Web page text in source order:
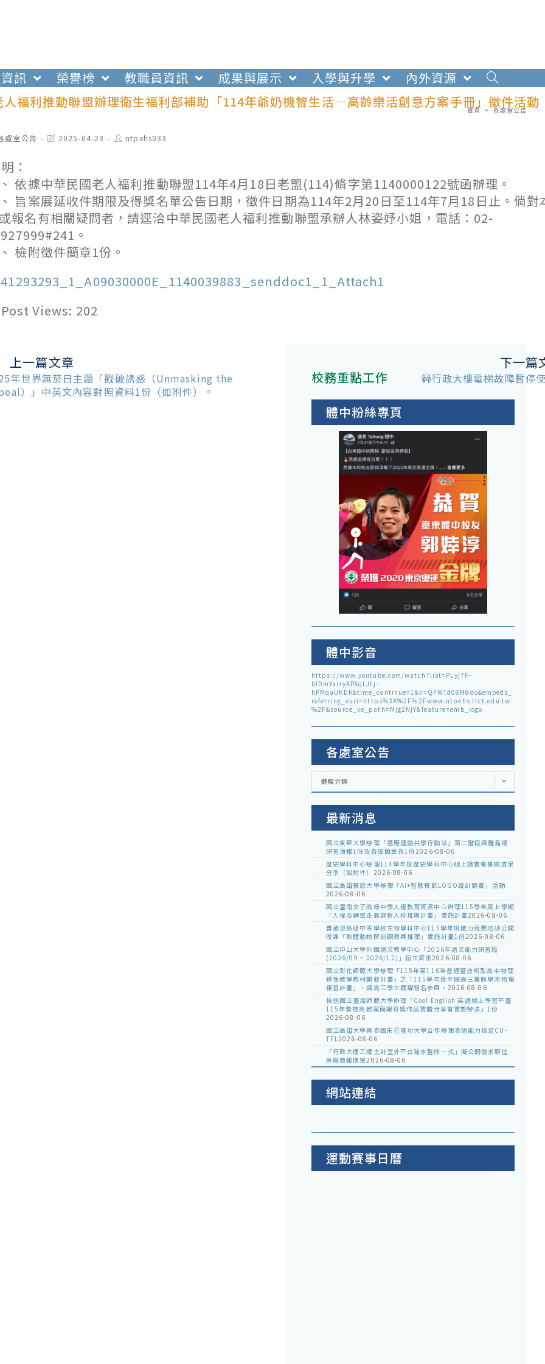
訊 榮譽榜 教職員資訊 成果與展示 入學與升學
內外資源
人福利推動聯盟辦理衛生福利部補助「114年爺奶機智生活—高齡樂活創意方案手冊」徵件活動
首頁 > 各處室公告
處室公告
Post2025-04-23
Post
author:
ntpehs033
：
依據中華民國老人福利推動聯盟114年4月18日老盟(114)脩字第1140000122號函辦理。
旨案展延收件期限及得獎名單公告日期，徵件日期為114年2月20日至114年7月18日止。倘對
報名有相關疑問者，請逕洽中華民國老人福利推動聯盟承辦人林姿妤小姐，電話：02-
。
檢附徵件簡章1份。
Post Views: 202
上一篇文章
年世界無菸日主題「戳破誘惑（Unmasking the
）」中英文內容對照資料1份（如附件）。
下一篇
🚧行政大樓電梯故障暫停
校務重點工作
體中粉絲專頁
體中影音
https://www.youtube.com/watch?list=PLyj7F-
blDmYxiryAPAqLJLj-
hPMqaUKDK&time_continue=1&v=QFWTd08M8do&embeds_
referring_euri=https%3A%2F%2Fwww.ntpehs.ttct.edu.tw
%2F&source_ve_path=Mjg2NjY&feature=emb_logo
各處室公告
各
室
選取分類
最新消息
國立東華大學辦理「適應運動共學行動站」第二階段與離島場
研習海報1份及各區簡章各1份2026-08-06
歷史學科中心辦理114學年度歷史學科中心線上讀書會暑期成果
分享（如附件） 2026-08-06
國立高雄餐旅大學辦理「AI+智慧餐飲LOGO設計競賽」活動
2026-08-06
國立臺南女子高級中學人權教育資源中心辦理115學年度上學期
「人權及轉型正義課程入校推廣計畫」實施計畫2026-08-06
普通型高級中等學校生物學科中心115學年度能力競賽培訓公開
授課「軟體動物解剖觀察與推理」實施計畫1份2026-08-06
國立中山大學外國語文教學中心「2026年語文能力研習班
(2026/09 ~ 2026/12)」招生資訊2026-08-06
國立彰化師範大學辦理「115年至116年普通暨技術型高中物理
適性教學教材開發計畫」之「115學年度全國高三暑假學測物理
複習計畫」，請高三學生踴躍報名參與。 2026-08-06
檢送國立臺灣師範大學辦理「Cool English 英語線上學習平臺
115年普技高教案簡報得獎作品實體分享會實施辦法」1份
2026-08-06
國立高雄大學與泰國朱拉隆功大學合作辦理泰語能力檢定CU-
TFL2026-08-06
「行政大樓三樓主計室外平台漏水整修一式」擬公開徵求原住
民廠商報價單2026-08-06
網站連結
運動賽事日曆